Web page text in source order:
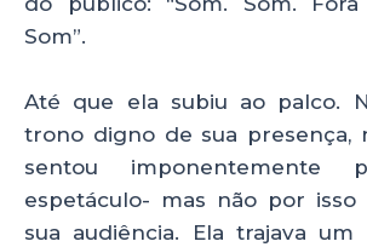
Som”.
Até que ela subiu ao palco.
trono digno de sua presença,
sentou
espetáculo- mas não por isso
sua audiência. Ela trajava